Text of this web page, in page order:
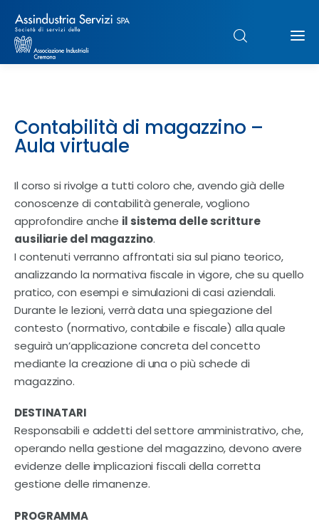
Struttura
Paghe
Servizi & Sportelli
UNIMPIEGO
Contatti
Contabilità di magazzino –
Aula virtuale
Il corso si rivolge a tutti coloro che, avendo già delle
conoscenze di contabilità generale, vogliono
approfondire anche il sistema delle scritture
ausiliarie del magazzino.
I contenuti verranno affrontati sia sul piano teorico,
analizzando la normativa fiscale in vigore, che su quello
pratico, con esempi e simulazioni di casi aziendali.
Durante le lezioni, verrà data una spiegazione del
contesto (normativo, contabile e fiscale) alla quale
seguirà un’applicazione concreta del concetto
mediante la creazione di una o più schede di
magazzino.
DESTINATARI
Responsabili e addetti del settore amministrativo, che,
operando nella gestione del magazzino, devono avere
evidenze delle implicazioni fiscali della corretta
gestione delle rimanenze.
PROGRAMMA